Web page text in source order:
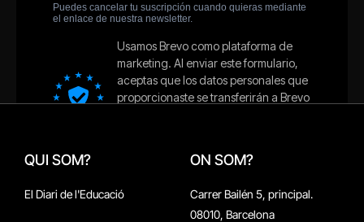
QUI SOM?
El Diari de l'Educació
ON SOM?
Carrer Bailén 5, principal.
08010, Barcelona